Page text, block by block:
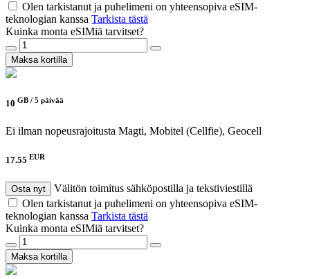
Olen tarkistanut ja puhelimeni on yhteensopiva eSIM-
teknologian kanssa Tarkista tästä
Kuinka monta eSIMiä tarvitset?
Maksa kortilla
10 GB / 5 päivää
Ei ilman nopeusrajoitusta Magti, Mobitel (Cellfie), Geocell
17.55 EUR
Osta nyt
Välitön toimitus sähköpostilla ja tekstiviestillä
Olen tarkistanut ja puhelimeni on yhteensopiva eSIM-
teknologian kanssa Tarkista tästä
Kuinka monta eSIMiä tarvitset?
Maksa kortilla